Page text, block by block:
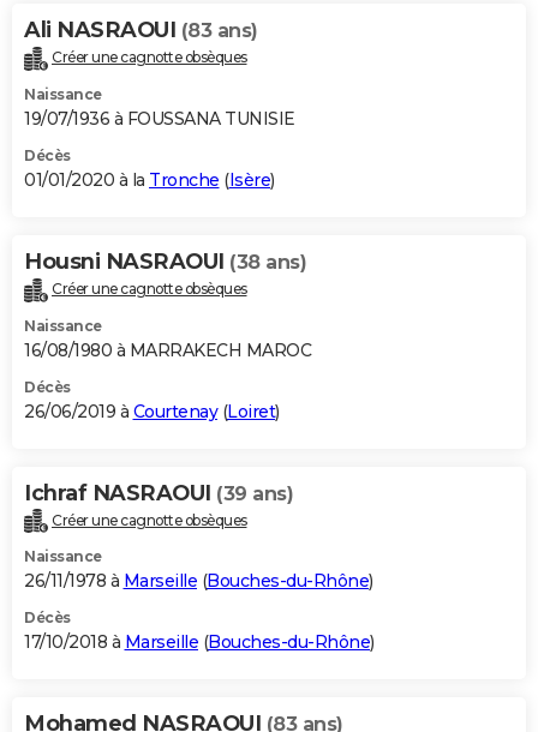
Ali NASRAOUI (83 ans)
Créer une cagnotte obsèques
Naissance
19/07/1936 à FOUSSANA TUNISIE
Décès
01/01/2020 à la Tronche (Isère)
Housni NASRAOUI (38 ans)
Créer une cagnotte obsèques
Naissance
16/08/1980 à MARRAKECH MAROC
Décès
26/06/2019 à Courtenay(Loiret)
Ichraf NASRAOUI (39 ans)
Créer une cagnotte obsèques
Naissance
26/11/1978 à Marseille (Bouches-du-Rhône)
Décès
17/10/2018 à Marseille (Bouches-du-Rhône)
Mohamed NASRAOUI (83 ans)